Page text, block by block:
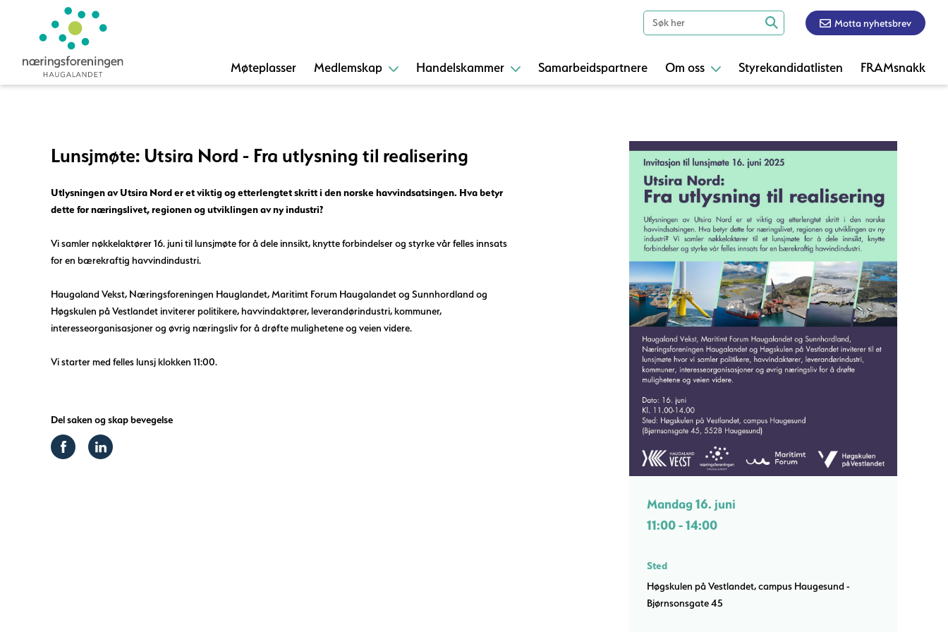
Motta nyhetsbrev
Møteplasser Medlemskap Handelskammer Samarbeidspartnere Om oss Styrekandidatlisten FRAMsnakk